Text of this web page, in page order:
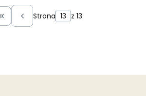
Wróć do pierwszej strony z
Strona z 13